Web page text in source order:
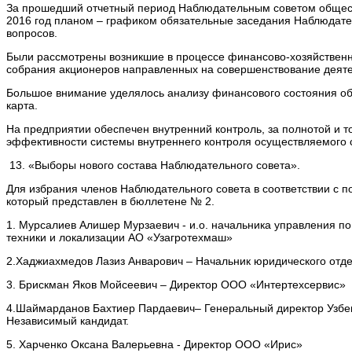
За прошедший отчетный период Наблюдательным советом
2016 год планом – графиком обязательные заседания
вопросов.
Были рассмотрены возникшие в процессе финансово-
собрания акционеров направленных на совершенствование
Большое внимание уделялось анализу финансового состояния
карта.
На предприятии обеспечен внутренний контроль, за полнотой
эффективности системы внутреннего контроля осуществляемого
13. «Выборы нового состава Наблюдательного совета».
Для избрания членов Наблюдательного совета в соответствии
который представлен в бюллетене № 2.
1. Мурсалиев Алишер Мурзаевич - и.о. начальника управления
техники и локализации АО «Узагротехмаш»
2.Хаджиахмедов Лазиз Анварович – Начальник юридического
3. Брискман Яков Мойсеевич – Директор ООО «Интертехсервис»
4.Шаймарданов Бахтиер Пардаевич– Генеральный директор
Независимый кандидат.
5. Харченко Оксана Валерьевна - Директор ООО «Ирис»